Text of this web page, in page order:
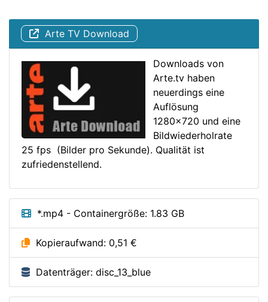
Arte TV Download
Downloads von
Arte.tv haben
neuerdings eine
Auflösung
1280x720 und eine
Bildwiederholrate
25 fps (Bilder pro Sekunde). Qualität ist
zufriedenstellend.
*.mp4 - Containergröße: 1.83 GB
Kopieraufwand: 0,51 €
Datenträger: disc_13_blue